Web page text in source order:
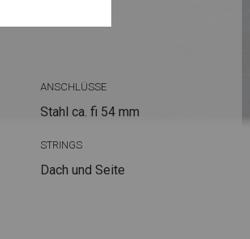
ANSCHLÜSSE
Stahl ca. fi 54 mm
STRINGS
Dach und Seite